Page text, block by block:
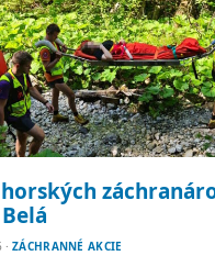
horských
· ZÁCHRANNÉ AKCIE